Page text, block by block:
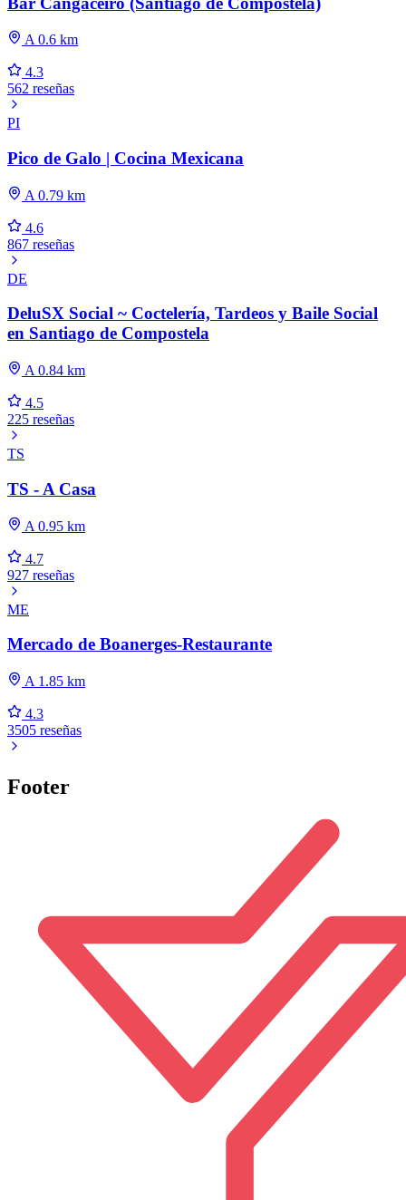
A 0.6 km
4.3
562 reseñas
PI
Pico de Galo | Cocina Mexicana
A 0.79 km
4.6
867 reseñas
DE
DeluSX Social ~ Coctelería, Tardeos y Baile Social
en Santiago de Compostela
A 0.84 km
4.5
225 reseñas
TS
TS - A Casa
A 0.95 km
4.7
927 reseñas
ME
Mercado de Boanerges-Restaurante
A 1.85 km
4.3
3505 reseñas
Footer